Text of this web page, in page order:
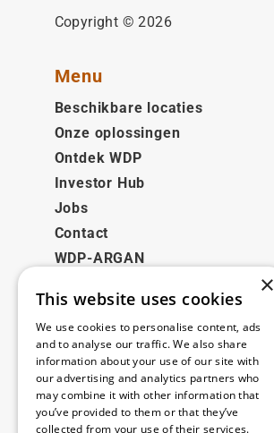
Copyright © 2026
Menu
Beschikbare locaties
Onze oplossingen
Ontdek WDP
Investor Hub
Jobs
Contact
WDP-ARGAN
Juridisch
Disclaimer
Privacybeleid
Cookie Policy
×
This website uses cookies
We use cookies to personalise content, ads
and to analyse our traffic. We also share
information about your use of our site with
our advertising and analytics partners who
may combine it with other information that
you’ve provided to them or that they’ve
collected from your use of their services.